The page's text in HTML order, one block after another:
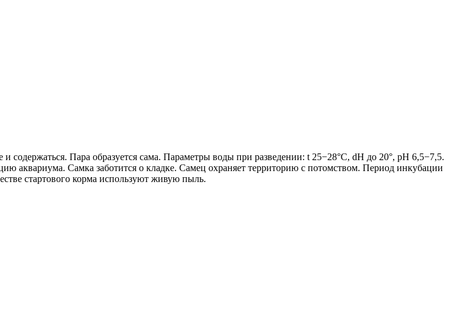
и содержаться. Пара образуется сама. Параметры воды при разведении: t 25−28°С, dH до 20°, рН 6,5−7,5.
аквариума. Самка заботится о кладке. Самец охраняет территорию с потомством. Период инкубации
стартового корма используют живую пыль.